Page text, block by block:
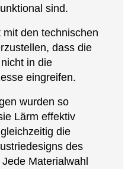
sind.
den technischen
dass die
in die
eingreifen.
wurden so
Lärm effektiv
die
des
Materialwahl